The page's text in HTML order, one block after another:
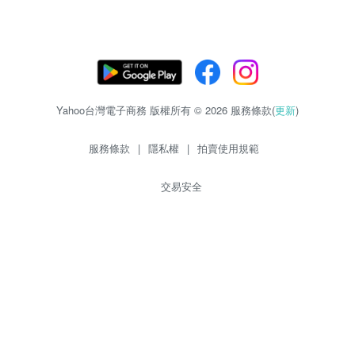
Yahoo台灣電子商務 版權所有 © 2026 服務條款(更新)
服務條款 | 隱私權 | 拍賣使用規範
交易安全